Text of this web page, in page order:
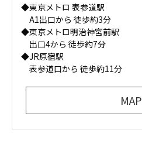
◆東京メトロ 表参道駅
A1出口から 徒歩約3分
◆東京メトロ明治神宮前駅
出口4から 徒歩約7分
◆JR原宿駅
表参道口から 徒歩約11分
MAP